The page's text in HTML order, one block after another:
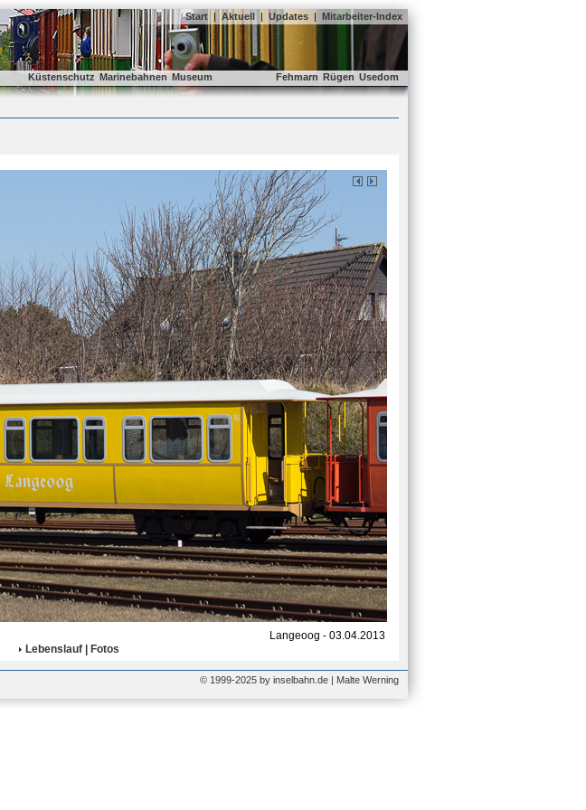
Start | Aktuell | Updates | Mitarbeiter-Index
Küstenschutz Marinebahnen Museum Fehmarn Rügen Usedom
Langeoog - 03.04.2013
Lebenslauf | Fotos
© 1999-2025 by inselbahn.de | Malte Werning